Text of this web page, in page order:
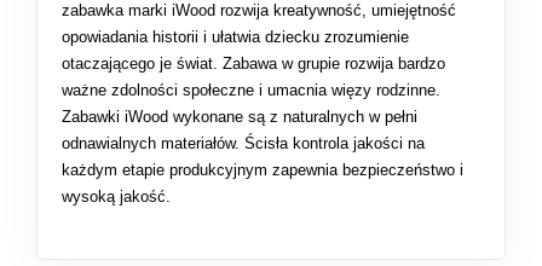
zabawka marki iWood rozwija kreatywność, umiejętność
opowiadania historii i ułatwia dziecku zrozumienie
otaczającego je świat. Zabawa w grupie rozwija bardzo
ważne zdolności społeczne i umacnia więzy rodzinne.
Zabawki iWood wykonane są z naturalnych w pełni
odnawialnych materiałów. Ścisła kontrola jakości na
każdym etapie produkcyjnym zapewnia bezpieczeństwo i
wysoką jakość.